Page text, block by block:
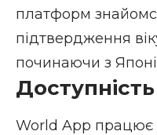
платформ
підтвердження
починаючи з
Доступність
World App працює